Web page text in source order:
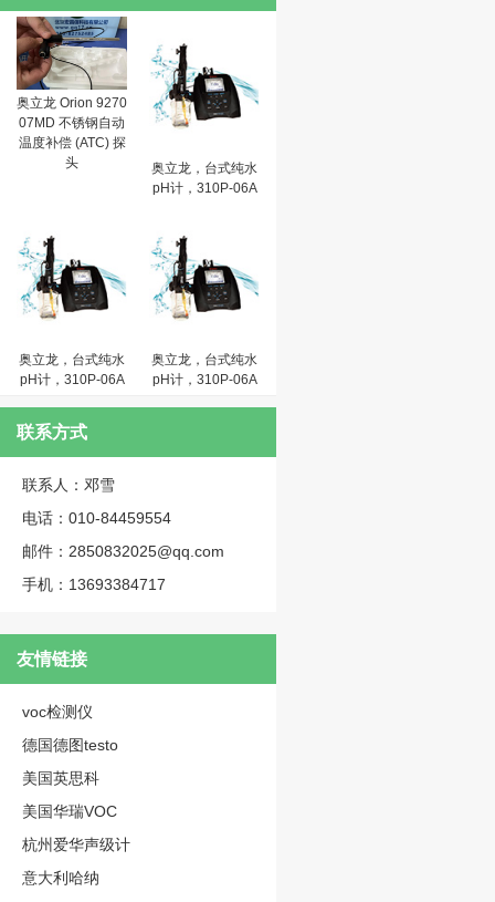
奥立龙 Orion 9270
07MD 不锈钢自动
温度补偿 (ATC) 探
头
奥立龙，台式纯水
pH计，310P-06A
奥立龙，台式纯水
pH计，310P-06A
奥立龙，台式纯水
pH计，310P-06A
联系方式
联系人：邓雪
电话：010-84459554
邮件：2850832025@qq.com
手机：13693384717
友情链接
voc检测仪
德国德图testo
美国英思科
美国华瑞VOC
杭州爱华声级计
意大利哈纳